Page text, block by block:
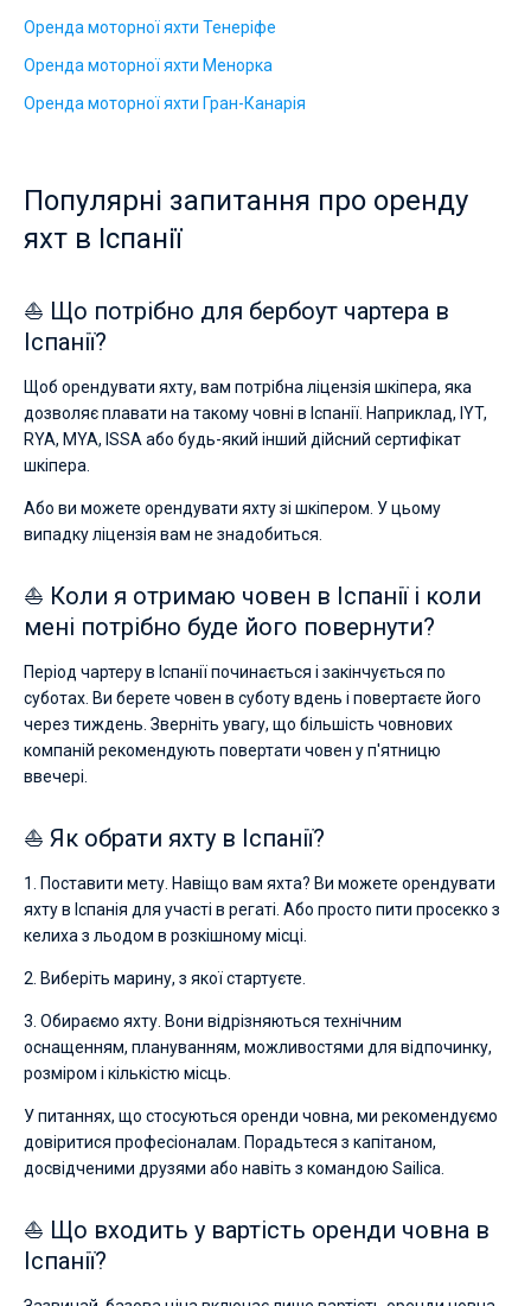
Оренда моторної яхти Тенеріфе
Оренда моторної яхти Менорка
Оренда моторної яхти Гран-Канарія
Популярні запитання про оренду
яхт в Іспанії
⛵ Що потрібно для бербоут чартера в
Іспанії?
Щоб орендувати яхту, вам потрібна ліцензія шкіпера, яка
дозволяє плавати на такому човні в Іспанії. Наприклад, IYT,
RYA, MYA, ISSA або будь-який інший дійсний сертифікат
шкіпера.
Або ви можете орендувати яхту зі шкіпером. У цьому
випадку ліцензія вам не знадобиться.
⛵ Коли я отримаю човен в Іспанії і коли
мені потрібно буде його повернути?
Період чартеру в Іспанії починається і закінчується по
суботах. Ви берете човен в суботу вдень і повертаєте його
через тиждень. Зверніть увагу, що більшість човнових
компаній рекомендують повертати човен у п'ятницю
ввечері.
⛵ Як обрати яхту в Іспанії?
1. Поставити мету. Навіщо вам яхта? Ви можете орендувати
яхту в Іспанія для участі в регаті. Або просто пити просекко з
келиха з льодом в розкішному місці.
2. Виберіть марину, з якої стартуєте.
3. Обираємо яхту. Вони відрізняються технічним
оснащенням, плануванням, можливостями для відпочинку,
розміром і кількістю місць.
У питаннях, що стосуються оренди човна, ми рекомендуємо
довіритися професіоналам. Порадьтеся з капітаном,
досвідченими друзями або навіть з командою Sailica.
⛵ Що входить у вартість оренди човна в
Іспанії?